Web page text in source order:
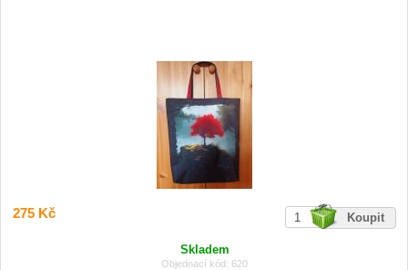
275 Kč
Skladem
Objednací kód: 620